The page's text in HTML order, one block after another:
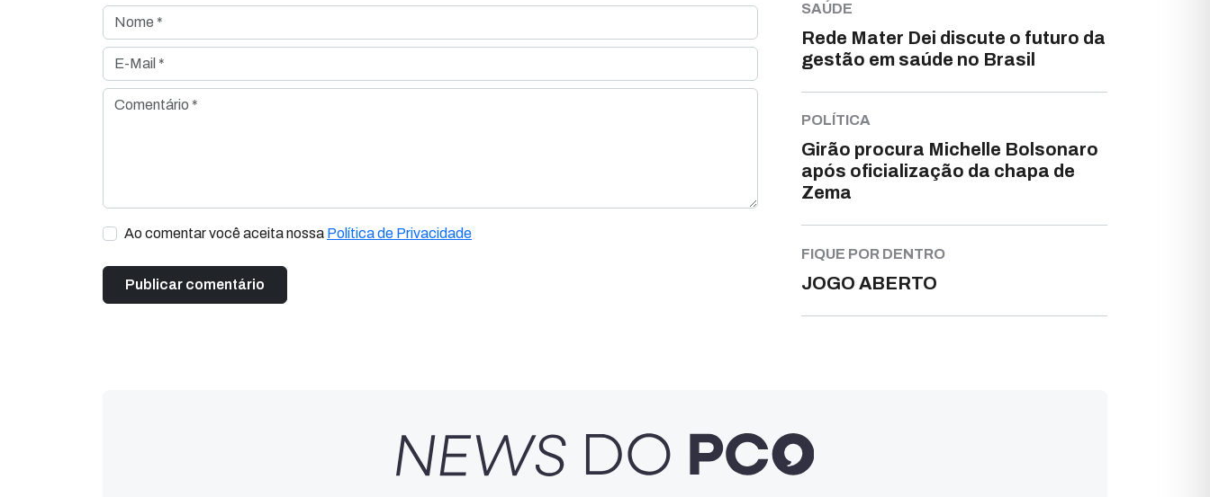
Nome *
E-Mail *
Comentário *
Ao comentar você aceita nossa Política de Privacidade
SAÚDE
Rede Mater Dei discute o futuro da
gestão em saúde no Brasil
POLÍTICA
Girão procura Michelle Bolsonaro
após oficialização da chapa de
Zema
FIQUE POR DENTRO
JOGO ABERTO